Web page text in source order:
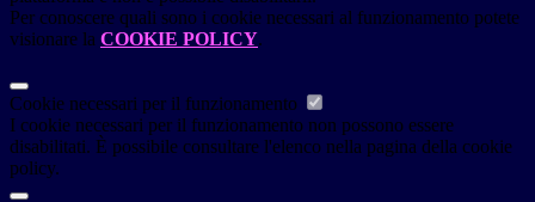
Per conoscere quali sono i cookie necessari al funzionamento potete
visionare la COOKIE POLICY.
Cookie necessari per il funzionamento
I cookie necessari per il funzionamento non possono essere
disabilitati. È possibile consultare l'elenco nella pagina della cookie
policy.